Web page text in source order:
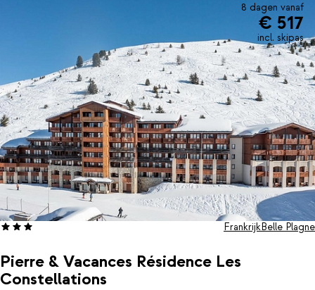
8 dagen vanaf
€ 517
incl. skipas
Pierre & Vacances Résidence Les
Constellations
FrankrijkBelle Plagne